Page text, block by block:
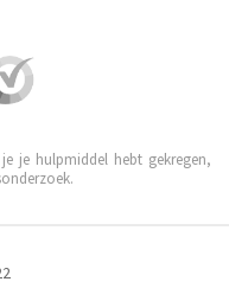
je hulpmiddel hebt gekregen,